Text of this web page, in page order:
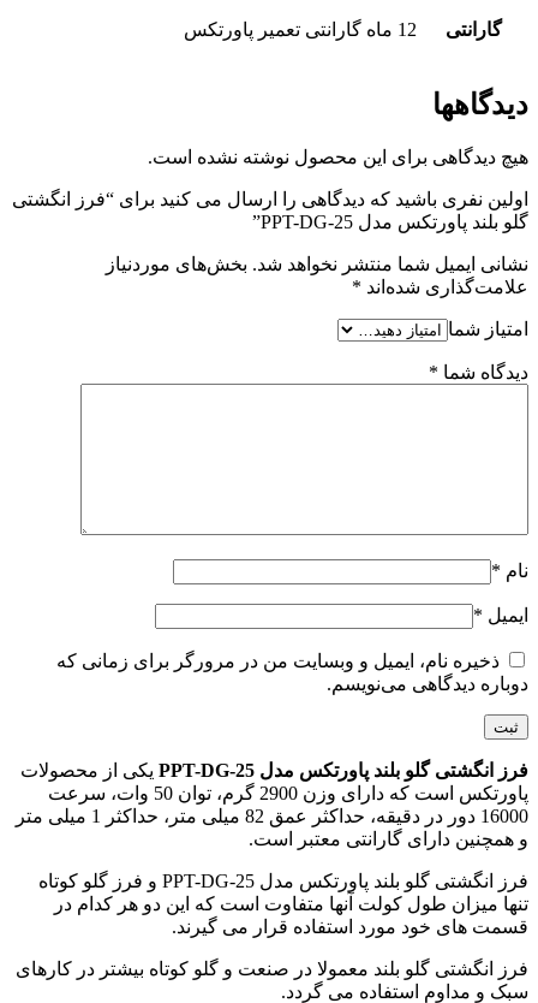
گارانتی 12 ماه گارانتی تعمیر پاورتکس
دیدگاهها
هیچ دیدگاهی برای این محصول نوشته نشده است.
اولین نفری باشید که دیدگاهی را ارسال می کنید برای “فرز انگشتی
گلو بلند پاورتکس مدل PPT-DG-25”
نشانی ایمیل شما منتشر نخواهد شد. بخش‌های موردنیاز
علامت‌گذاری شده‌اند *
امتیاز شما
دیدگاه شما *
نام *
ایمیل *
ذخیره نام، ایمیل و وبسایت من در مرورگر برای زمانی که
دوباره دیدگاهی می‌نویسم.
فرز انگشتی گلو بلند پاورتکس مدل PPT-DG-25
یکی از محصولات
پاورتکس است که دارای وزن 2900 گرم، توان 50 وات، سرعت
16000 دور در دقیقه، حداکثر عمق 82 میلی متر، حداکثر 1 میلی متر
و همچنین دارای گارانتی معتبر است.
فرز انگشتی گلو بلند پاورتکس مدل PPT-DG-25 و فرز گلو کوتاه
تنها میزان طول کولت آنها متفاوت است که این دو هر کدام در
قسمت های خود مورد استفاده قرار می گیرند.
فرز انگشتی گلو بلند معمولا در صنعت و گلو کوتاه بیشتر در کارهای
سبک و مداوم استفاده می گردد.